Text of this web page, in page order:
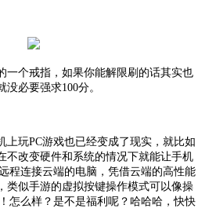
一个戒指，如果你能解限刷的话其实也
没必要强求100分。
上玩PC游戏也已经变成了现实，就比如
不改变硬件和系统的情况下就能让手机
程连接云端的电脑，凭借云端的高性能
类似手游的虚拟按键操作模式可以像操
怎么样？是不是福利呢？哈哈哈，快快